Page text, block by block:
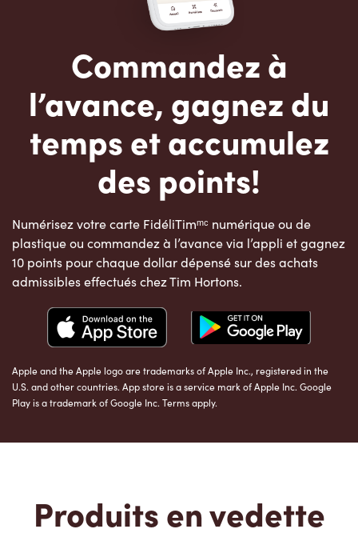
Commandez à
l’avance, gagnez du
temps et accumulez
des points!
Numérisez votre carte FidéliTimᵐᶜ numérique ou de
plastique ou commandez à l’avance via l’appli et gagnez
10 points pour chaque dollar dépensé sur des achats
admissibles effectués chez Tim Hortons.
Apple and the Apple logo are trademarks of Apple Inc., registered in the
U.S. and other countries. App store is a service mark of Apple Inc. Google
Play is a trademark of Google Inc. Terms apply.
Produits en vedette